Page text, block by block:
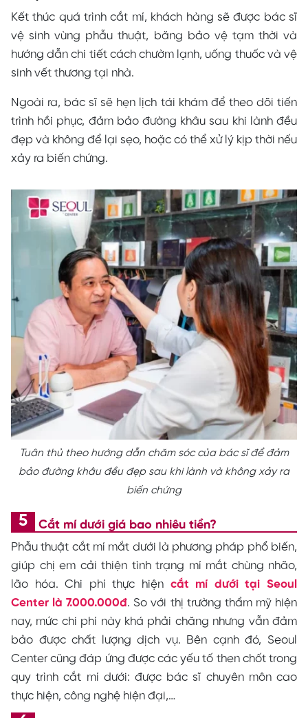
Kết thúc quá trình cắt mí, khách hàng sẽ được bác sĩ
vệ sinh vùng phẫu thuật, băng bảo vệ tạm thời và
hướng dẫn chi tiết cách chườm lạnh, uống thuốc và vệ
sinh vết thương tại nhà.
Ngoài ra, bác sĩ sẽ hẹn lịch tái khám để theo dõi tiến
trình hồi phục, đảm bảo đường khâu sau khi lành đều
đẹp và không để lại sẹo, hoặc có thể xử lý kịp thời nếu
xảy ra biến chứng.
Tuân thủ theo hướng dẫn chăm sóc của bác sĩ để đảm
bảo đường khâu đều đẹp sau khi lành và không xảy ra
biến chứng
Cắt mí dưới giá bao nhiêu tiền?
Phẫu thuật cắt mí mắt dưới là phương pháp phổ biến,
giúp chị em cải thiện tình trạng mí mắt chùng nhão,
lão hóa. Chi phí thực hiện cắt mí dưới tại Seoul
Center là 7.000.000đ. So với thị trường thẩm mỹ hiện
nay, mức chi phí này khá phải chăng nhưng vẫn đảm
bảo được chất lượng dịch vụ. Bên cạnh đó, Seoul
Center cũng đáp ứng được các yếu tố then chốt trong
quy trình cắt mí dưới: được bác sĩ chuyên môn cao
thực hiện, công nghệ hiện đại,…